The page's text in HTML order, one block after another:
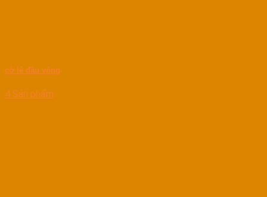
cờ lê đầu vòng
4 Sản phẩm